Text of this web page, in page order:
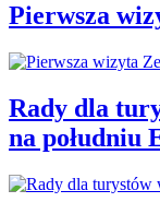
Pierwsza
Rady dla
na południu